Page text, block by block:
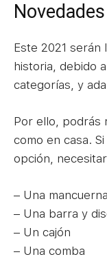
Novedades
Este 2021 serán
historia, debido
categorías, y
Por ello, podrás
como en casa.
opción,
– Una mancuerna
– Una barra y
– Un cajón
– Una comba